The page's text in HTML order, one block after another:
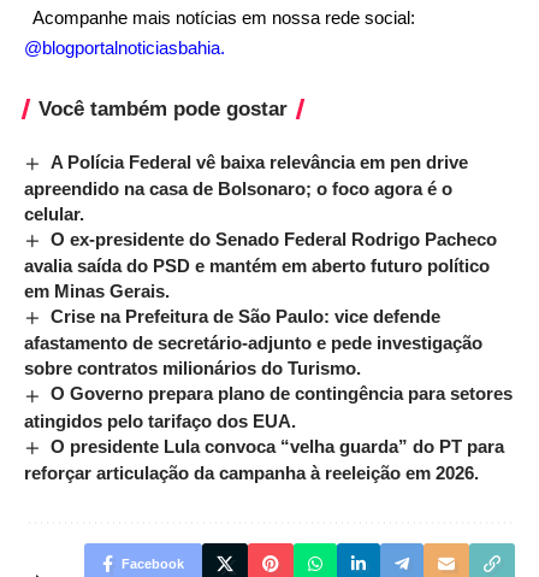
Acompanhe mais notícias em nossa rede social:
@blogportalnoticiasbahia.
Você também pode gostar
A Polícia Federal vê baixa relevância em pen drive
apreendido na casa de Bolsonaro; o foco agora é o
celular.
O ex-presidente do Senado Federal Rodrigo Pacheco
avalia saída do PSD e mantém em aberto futuro político
em Minas Gerais.
Crise na Prefeitura de São Paulo: vice defende
afastamento de secretário-adjunto e pede investigação
sobre contratos milionários do Turismo.
O Governo prepara plano de contingência para setores
atingidos pelo tarifaço dos EUA.
O presidente Lula convoca “velha guarda” do PT para
reforçar articulação da campanha à reeleição em 2026.
Facebook